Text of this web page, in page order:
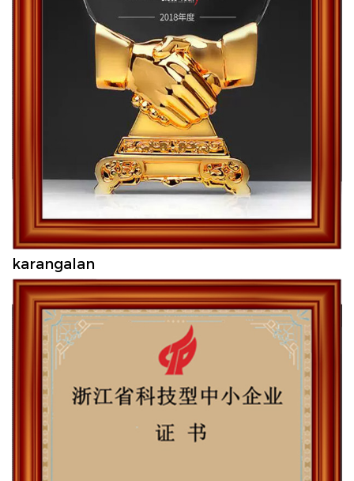
karangalan